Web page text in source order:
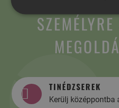
TINÉDZSEREK
Kerülj